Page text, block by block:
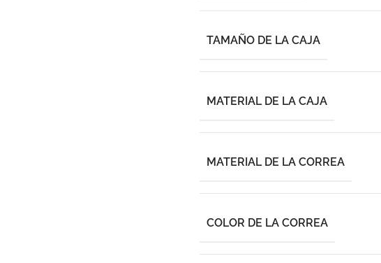
TAMAÑO DE LA CAJA
MATERIAL DE LA CAJA
MATERIAL DE LA CORREA
COLOR DE LA CORREA